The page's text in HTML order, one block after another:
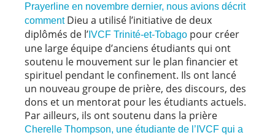
Prayerline en novembre dernier, nous avions décrit
commentDieu a utilisé l’initiative de deux
diplômés de l’ IVCF Trinité-et-Tobago pour créer
une large équipe d’anciens étudiants qui ont
soutenu le mouvement sur le plan financier et
spirituel pendant le confinement. Ils ont lancé
un nouveau groupe de prière, des discours, des
dons et un mentorat pour les étudiants actuels.
Par ailleurs, ils ont soutenu dans la prière
Cherelle Thompson, une étudiante de l’IVCF qui a